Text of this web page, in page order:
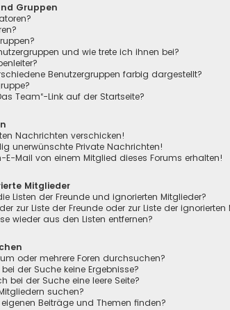
Gruppen
und wie trete ich ihnen bei?
Benutzergruppen farbig dargestellt?
Team“-Link auf der Startseite?
Nachrichten verschicken!
unerwünschte Private Nachrichten!
Mail von einem Mitglied dieses Forums erhalten!
Mitglieder
Listen der Freunde und ignorierten Mitglieder?
zur Liste der Freunde oder zur Liste der ignorierten
wieder aus den Listen entfernen?
oder mehrere Foren durchsuchen?
der Suche keine Ergebnisse?
bei der Suche eine leere Seite?
suchen?
Beiträge und Themen finden?